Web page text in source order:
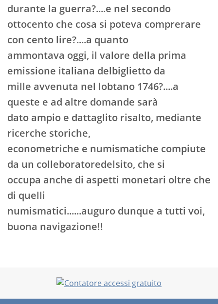
durante la guerra?....e nel secondo
ottocento che cosa si poteva comprerare
con cento lire?....a quanto
ammontava oggi, il valore della prima
emissione italiana delbiglietto da
mille avvenuta nel lobtano 1746?....a
queste e ad altre domande sarà
dato ampio e dattaglito risalto, mediante
ricerche storiche,
econometriche e numismatiche compiute
da un colleboratoredelsito, che si
occupa anche di aspetti monetari oltre che
di quelli
numismatici......auguro dunque a tutti voi,
buona navigazione!!